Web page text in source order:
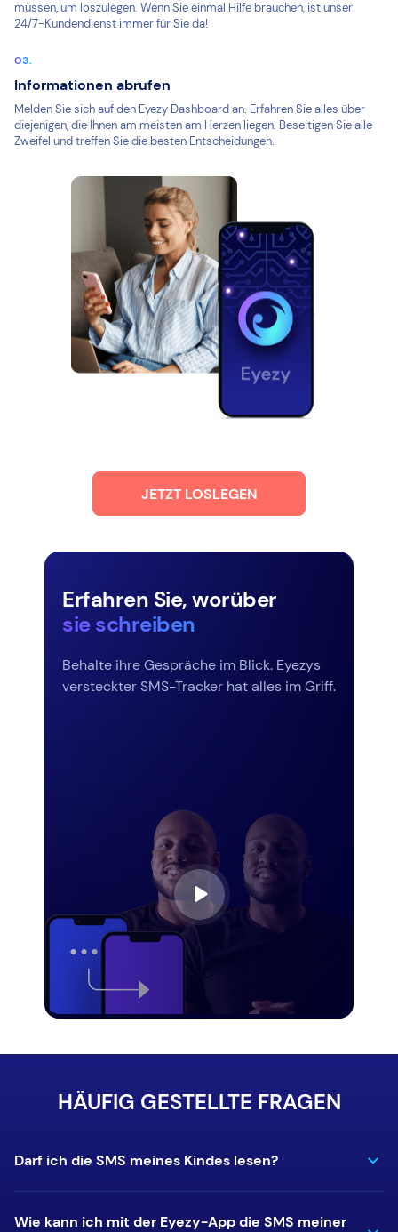
müssen, um loszulegen. Wenn Sie einmal Hilfe brauchen, ist unser
24/7-Kundendienst immer für Sie da!
Informationen abrufen
Melden Sie sich auf den Eyezy Dashboard an. Erfahren Sie alles über
diejenigen, die Ihnen am meisten am Herzen liegen. Beseitigen Sie alle
Zweifel und treffen Sie die besten Entscheidungen.
JETZT LOSLEGEN
Erfahren Sie, worüber
sie schreiben
Behalte ihre Gespräche im Blick. Eyezys
versteckter SMS-Tracker hat alles im Griff.
HÄUFIG GESTELLTE FRAGEN
Darf ich die SMS meines Kindes lesen?
Wie kann ich mit der Eyezy-App die SMS meiner